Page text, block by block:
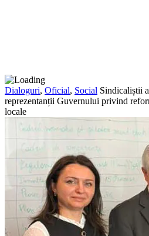
Dialoguri, Oficial, Social Sindicaliștii
reprezentanții Guvernului privind
locale